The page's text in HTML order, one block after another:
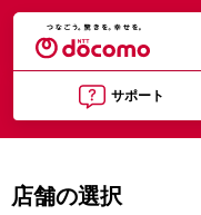
サポート
店舗の選択